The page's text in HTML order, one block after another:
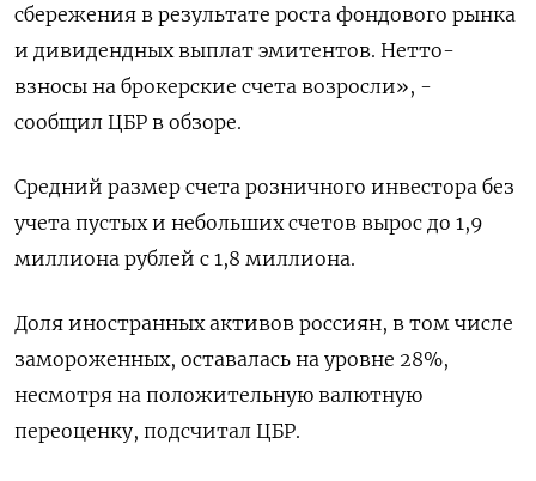
сбережения в результате роста фондового рынка
и дивидендных выплат эмитентов. Нетто-
взносы на брокерские счета возросли», -
сообщил ЦБР в обзоре.
Средний размер счета розничного инвестора без
учета пустых и небольших счетов вырос до 1,9
миллиона рублей с 1,8 миллиона.
Доля иностранных активов россиян, в том числе
замороженных, оставалась на уровне 28%,
несмотря на положительную валютную
переоценку, подсчитал ЦБР.